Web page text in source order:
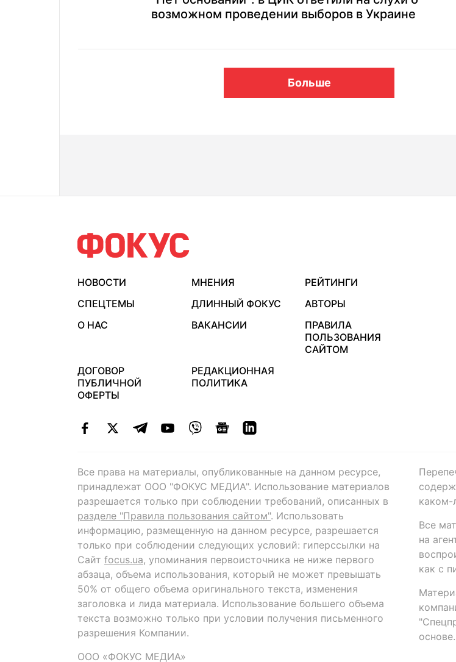
возможном проведении выборов в Украине
Больше
НОВОСТИ МНЕНИЯ
РЕЙТИНГИ
СПЕЦТЕМЫ
ДЛИННЫЙ ФОКУС
АВТОРЫ
О НАС
ВАКАНСИИ
ПРАВИЛА
ПОЛЬЗОВАНИЯ
САЙТОМ
ДОГОВОР
ПУБЛИЧНОЙ
ОФЕРТЫ
РЕДАКЦИОННАЯ
ПОЛИТИКА
Все права на материалы, опубликованные на данном ресурсе,
принадлежат ООО "ФОКУС МЕДИА". Использование материалов
разрешается только при соблюдении требований, описанных в
разделе "Правила пользования сайтом". Использовать
информацию, размещенную на данном ресурсе, разрешается
только при соблюдении следующих условий: гиперссылки на
Сайт focus.ua, упоминания первоисточника не ниже первого
абзаца, объема использования, который не может превышать
50% от общего объема оригинального текста, изменения
заголовка и лида материала. Использование большего объема
текста возможно только при условии получения письменного
разрешения Компании.
ООО «ФОКУС МЕДИА»
каком-
Все
на
как с
основе.